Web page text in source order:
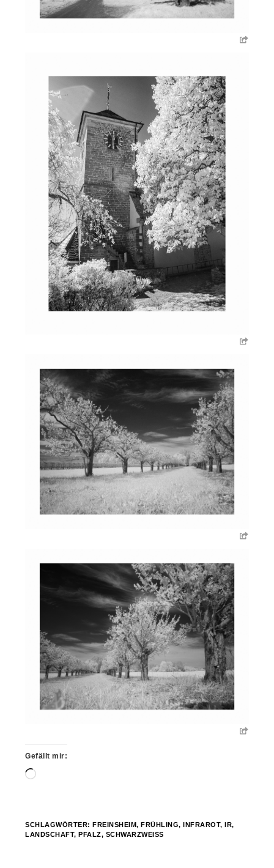
Gefällt mir:
Wird
SCHLAGWÖRTER:FREINSHEIM,FRÜHLING,INFRAROT,IR,
LANDSCHAFT,PFALZ, SCHWARZWEISS